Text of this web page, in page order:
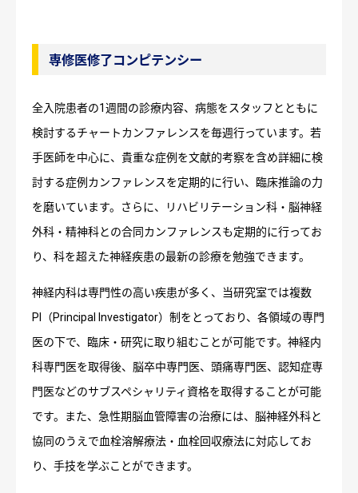
専修医修了コンピテンシー
全入院患者の1週間の診療内容、病態をスタッフとともに
検討するチャートカンファレンスを毎週行っています。若
手医師を中心に、貴重な症例を文献的考察を含め詳細に検
討する症例カンファレンスを定期的に行い、臨床推論の力
を磨いています。さらに、リハビリテーション科・脳神経
外科・精神科との合同カンファレンスも定期的に行ってお
り、科を超えた神経疾患の最新の診療を勉強できます。
神経内科は専門性の高い疾患が多く、当研究室では複数
PI（Principal Investigator）制をとっており、各領域の専門
医の下で、臨床・研究に取り組むことが可能です。神経内
科専門医を取得後、脳卒中専門医、頭痛専門医、認知症専
門医などのサブスペシャリティ資格を取得することが可能
です。また、急性期脳血管障害の治療には、脳神経外科と
協同のうえで血栓溶解療法・血栓回収療法に対応してお
り、手技を学ぶことができます。